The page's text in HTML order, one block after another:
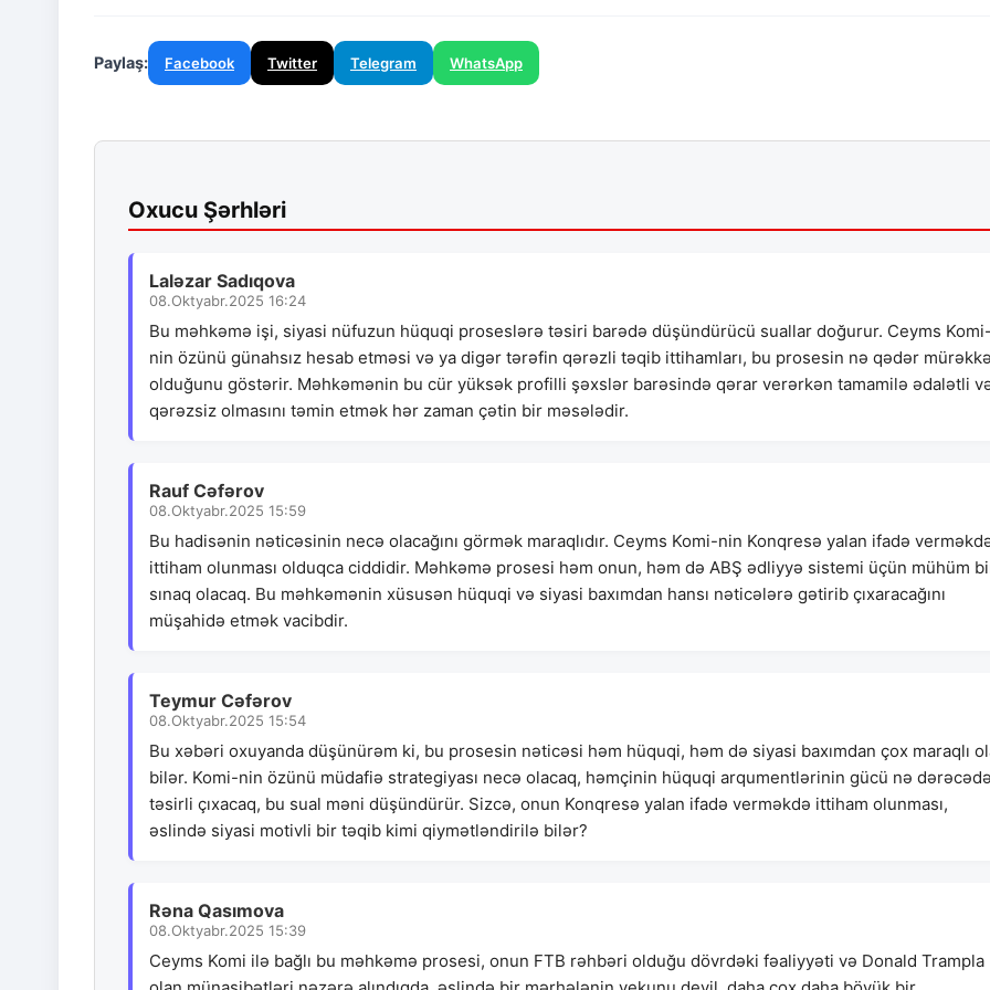
Paylaş: Facebook Twitter Telegram WhatsApp
Oxucu Şərhləri
Laləzar Sadıqova
08.Oktyabr.2025 16:24
Bu məhkəmə işi, siyasi nüfuzun hüquqi proseslərə təsiri barədə düşündürücü suallar doğurur. Ceyms Komi-
nin özünü günahsız hesab etməsi və ya digər tərəfin qərəzli təqib ittihamları, bu prosesin nə qədər
olduğunu göstərir. Məhkəmənin bu cür yüksək profilli şəxslər barəsində qərar verərkən tamamilə ədalətli
qərəzsiz olmasını təmin etmək hər zaman çətin bir məsələdir.
Rauf Cəfərov
08.Oktyabr.2025 15:59
Bu hadisənin nəticəsinin necə olacağını görmək maraqlıdır. Ceyms Komi-nin Konqresə yalan ifadə
ittiham olunması olduqca ciddidir. Məhkəmə prosesi həm onun, həm də ABŞ ədliyyə sistemi üçün mühüm
sınaq olacaq. Bu məhkəmənin xüsusən hüquqi və siyasi baxımdan hansı nəticələrə gətirib çıxaracağını
müşahidə etmək vacibdir.
Teymur Cəfərov
08.Oktyabr.2025 15:54
Bu xəbəri oxuyanda düşünürəm ki, bu prosesin nəticəsi həm hüquqi, həm də siyasi baxımdan çox maraqlı
bilər. Komi-nin özünü müdafiə strategiyası necə olacaq, həmçinin hüquqi arqumentlərinin gücü nə dərəcədə
təsirli çıxacaq, bu sual məni düşündürür. Sizcə, onun Konqresə yalan ifadə verməkdə ittiham olunması,
əslində siyasi motivli bir təqib kimi qiymətləndirilə bilər?
Rəna Qasımova
08.Oktyabr.2025 15:39
Ceyms Komi ilə bağlı bu məhkəmə prosesi, onun FTB rəhbəri olduğu dövrdəki fəaliyyəti və Donald Trampla